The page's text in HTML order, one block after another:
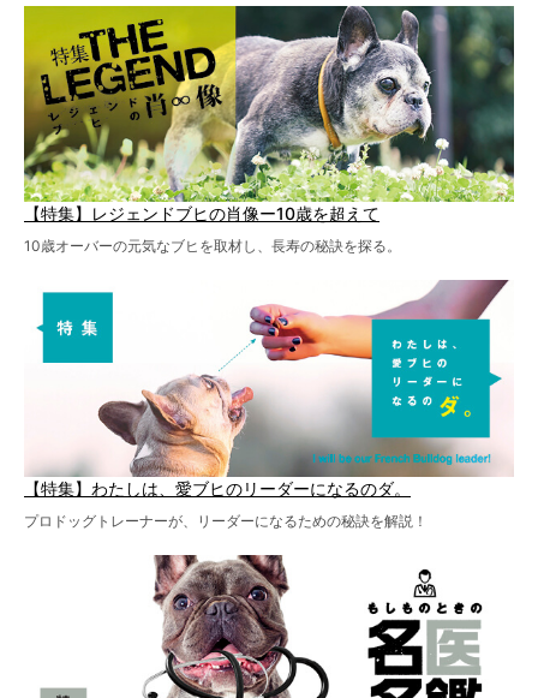
【特集】レジェンドブヒの肖像ー10歳を超えて
10歳オーバーの元気なブヒを取材し、長寿の秘訣を探る。
【特集】わたしは、愛ブヒのリーダーになるのダ。
プロドッグトレーナーが、リーダーになるための秘訣を解説！